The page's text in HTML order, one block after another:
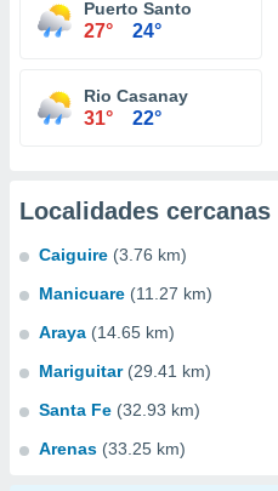
Puerto Santo
27° 24°
Rio Casanay
31° 22°
Localidades cercanas
Caiguire (3.76 km)
Manicuare (11.27 km)
Araya (14.65 km)
Mariguitar (29.41 km)
Santa Fe (32.93 km)
Arenas (33.25 km)